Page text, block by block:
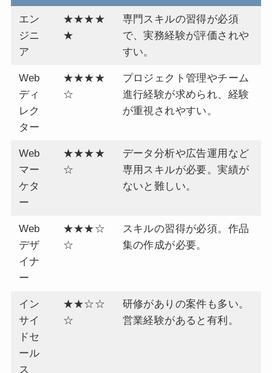
エン
ジニ
ア
★★★★
★
専門スキルの習得が必須
で、実務経験が評価されや
すい。
Web
ディ
レク
ター
★★★★
☆
プロジェクト管理やチーム
進行経験が求められ、経験
が重視されやすい。
Web
マー
ケタ
ー
★★★★
☆
データ分析や広告運用など
専用スキルが必要。実績が
ないと難しい。
Web
デザ
イナ
ー
★★★☆
☆
スキルの習得が必須。作品
集の作成が必要。
イン
サイ
ドセ
ール
ス
★★☆☆
☆
研修がありの案件も多い。
営業経験があると有利。